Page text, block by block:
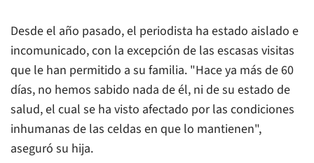
Desde el año pasado, el periodista ha estado aislado e
incomunicado, con la excepción de las escasas visitas
que le han permitido a su familia. "Hace ya más de 60
días, no hemos sabido nada de él, ni de su estado de
salud, el cual se ha visto afectado por las condiciones
inhumanas de las celdas en que lo mantienen",
aseguró su hija.